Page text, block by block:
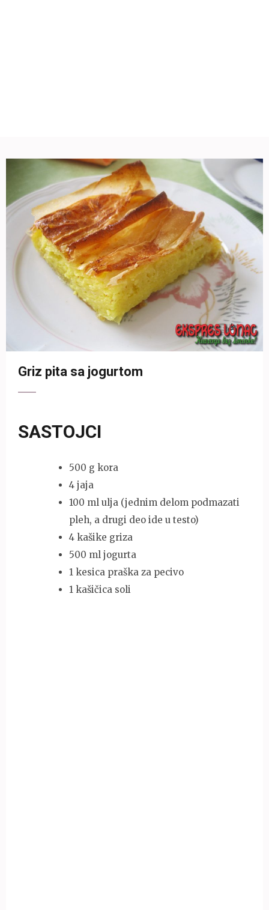
Griz pita sa jogurtom
SASTOJCI
500 g kora
4 jaja
100 ml ulja (jednim delom podmazati
pleh, a drugi deo ide u testo)
4 kašike griza
500 ml jogurta
1 kesica praška za pecivo
1 kašičica soli